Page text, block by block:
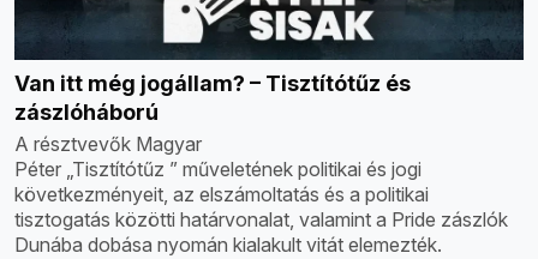
Van itt még jogállam? – Tisztítótűz és
zászlóháború
A résztvevők Magyar
Péter „Tisztítótűz ” műveletének politikai és jogi
következményeit, az elszámoltatás és a politikai
tisztogatás közötti határvonalat, valamint a Pride zászlók
Dunába dobása nyomán kialakult vitát elemezték.